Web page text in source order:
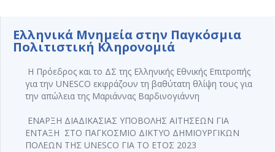
Ελληνικά Μνημεία στην Παγκόσμια
Πολιτιστική Κληρονομιά
Η Πρόεδρος και το ΔΣ της Ελληνικής Εθνικής Επιτροπής
για την UNESCO εκφράζουν τη βαθύτατη θλίψη τους για
την απώλεια της Μαριάννας Βαρδινογιάννη
ΕΝΑΡΞΗ ΔΙΑΔΙΚΑΣΙΑΣ ΥΠΟΒΟΛΗΣ ΑΙΤΗΣΕΩΝ ΓΙΑ
ΕΝΤΑΞΗ ΣΤΟ ΠΑΓΚΟΣΜΙΟ ΔΙΚΤΥΟ ΔΗΜΙΟΥΡΓΙΚΩΝ
ΠΟΛΕΩΝ ΤΗΣ UNESCO ΓΙΑ ΤΟ ΕΤΟΣ 2023